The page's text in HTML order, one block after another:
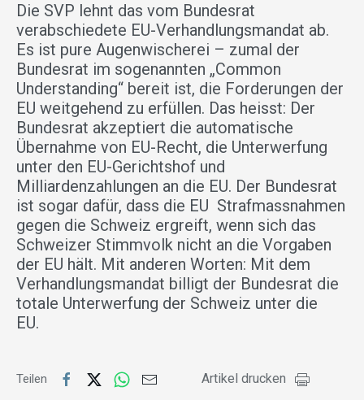
Die SVP lehnt das vom Bundesrat
verabschiedete EU-Verhandlungsmandat ab.
Es ist pure Augenwischerei – zumal der
Bundesrat im sogenannten „Common
Understanding“ bereit ist, die Forderungen der
EU weitgehend zu erfüllen. Das heisst: Der
Bundesrat akzeptiert die automatische
Übernahme von EU-Recht, die Unterwerfung
unter den EU-Gerichtshof und
Milliardenzahlungen an die EU. Der Bundesrat
ist sogar dafür, dass die EU Strafmassnahmen
gegen die Schweiz ergreift, wenn sich das
Schweizer Stimmvolk nicht an die Vorgaben
der EU hält. Mit anderen Worten: Mit dem
Verhandlungsmandat billigt der Bundesrat die
totale Unterwerfung der Schweiz unter die
EU.
Teilen Artikel drucken